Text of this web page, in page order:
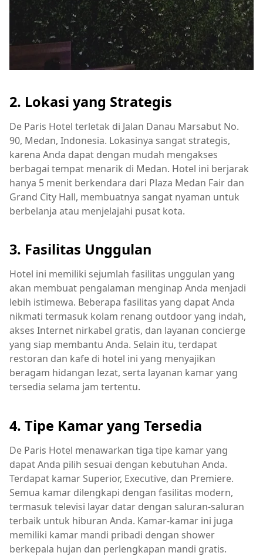
2. Lokasi yang Strategis
De Paris Hotel terletak di Jalan Danau Marsabut No.
90, Medan, Indonesia. Lokasinya sangat strategis,
karena Anda dapat dengan mudah mengakses
berbagai tempat menarik di Medan. Hotel ini berjarak
hanya 5 menit berkendara dari Plaza Medan Fair dan
Grand City Hall, membuatnya sangat nyaman untuk
berbelanja atau menjelajahi pusat kota.
3. Fasilitas Unggulan
Hotel ini memiliki sejumlah fasilitas unggulan yang
akan membuat pengalaman menginap Anda menjadi
lebih istimewa. Beberapa fasilitas yang dapat Anda
nikmati termasuk kolam renang outdoor yang indah,
akses Internet nirkabel gratis, dan layanan concierge
yang siap membantu Anda. Selain itu, terdapat
restoran dan kafe di hotel ini yang menyajikan
beragam hidangan lezat, serta layanan kamar yang
tersedia selama jam tertentu.
4. Tipe Kamar yang Tersedia
De Paris Hotel menawarkan tiga tipe kamar yang
dapat Anda pilih sesuai dengan kebutuhan Anda.
Terdapat kamar Superior, Executive, dan Premiere.
Semua kamar dilengkapi dengan fasilitas modern,
termasuk televisi layar datar dengan saluran-saluran
terbaik untuk hiburan Anda. Kamar-kamar ini juga
memiliki kamar mandi pribadi dengan shower
berkepala hujan dan perlengkapan mandi gratis.